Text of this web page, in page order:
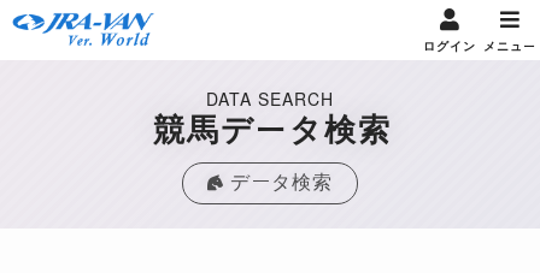
ログイン メニュー
DATA SEARCH
競馬データ検索
データ検索